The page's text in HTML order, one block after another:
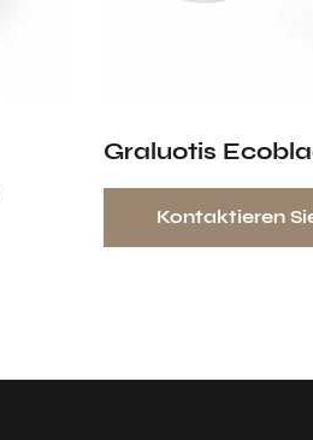
Graluotis
Kontaktieren